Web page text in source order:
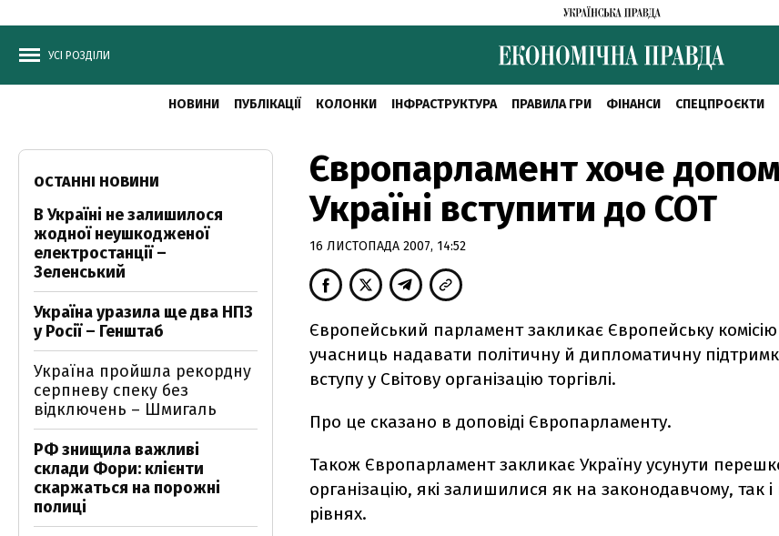
УСІ РОЗДІЛИ
НОВИНИ ПУБЛІКАЦІЇ КОЛОНКИ ІНФРАСТРУКТУРА ПРАВИЛА ГРИ ФІНАНСИ СПЕЦПРОЄКТИ
Європарламент хоче
Україні вступити до СОТ
16 ЛИСТОПАДА 2007, 14:52
Європейський парламент закликає Європейську комісію
учасниць надавати політичну й дипломатичну
вступу у Світову організацію торгівлі.
Про це сказано в доповіді Європарламенту.
Також Європарламент закликає Україну усунути
організацію, які залишилися як на законодавчому, так і
рівнях.
ОСТАННІ НОВИНИ
В Україні не залишилося
жодної неушкодженої
електростанції –
Зеленський
Україна уразила ще два НПЗ
у Росії – Генштаб
Україна пройшла рекордну
серпневу спеку без
відключень – Шмигаль
РФ знищила важливі
склади Фори: клієнти
скаржаться на порожні
полиці